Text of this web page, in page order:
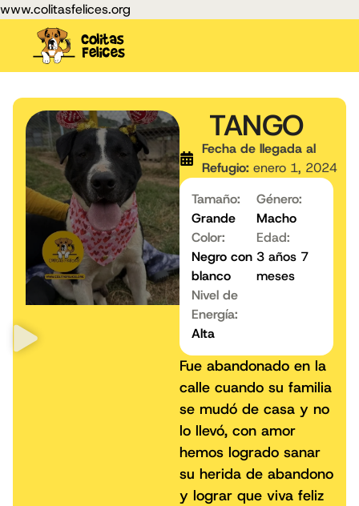
www.colitasfelices.org
TANGO
Fecha de llegada al
Refugio: enero 1, 2024
Tamaño:
Grande
Género:
Macho
Color:
Negro con
blanco
Edad:
3 años 7
meses
Nivel de
Energía:
Alta
Fue abandonado en la
calle cuando su familia
se mudó de casa y no
lo llevó, con amor
hemos logrado sanar
su herida de abandono
y lograr que viva feliz